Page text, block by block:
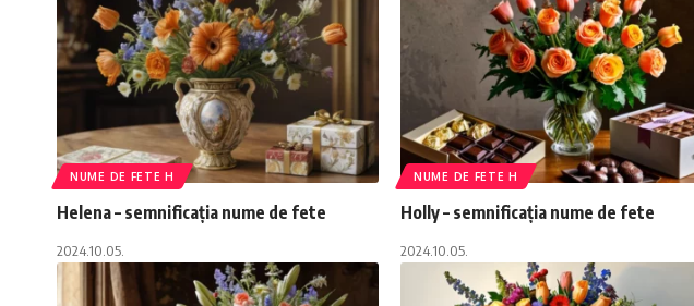
NUME DE FETE H
Helena – semnificația nume de fete
2024.10.05.
NUME DE FETE H
Holly – semnificația nume de fete
2024.10.05.